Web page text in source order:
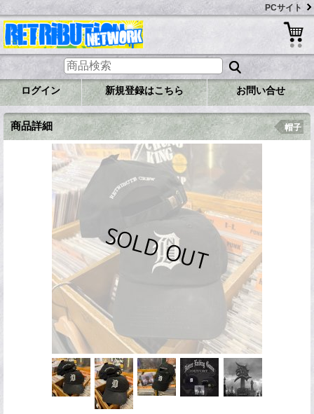
PCサイト
ログイン 新規登録はこちら お問い合せ
商品詳細 帽子